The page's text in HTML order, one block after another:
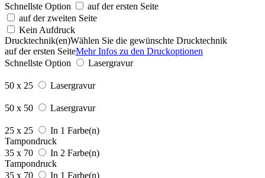
Schnellste Option
auf der ersten Seite
auf der zweiten Seite
Kein Aufdruck
Drucktechnik(en)Wählen Sie die gewünschte Drucktechnik
auf der ersten SeiteMehr Infos zu den Druckoptionen
Schnellste Option
Lasergravur
50 x 25 Lasergravur
50 x 50 Lasergravur
25 x 25
In 1 Farbe(n)
Tampondruck
35 x 70
In 2 Farbe(n)
Tampondruck
35 x 70
In 1 Farbe(n)